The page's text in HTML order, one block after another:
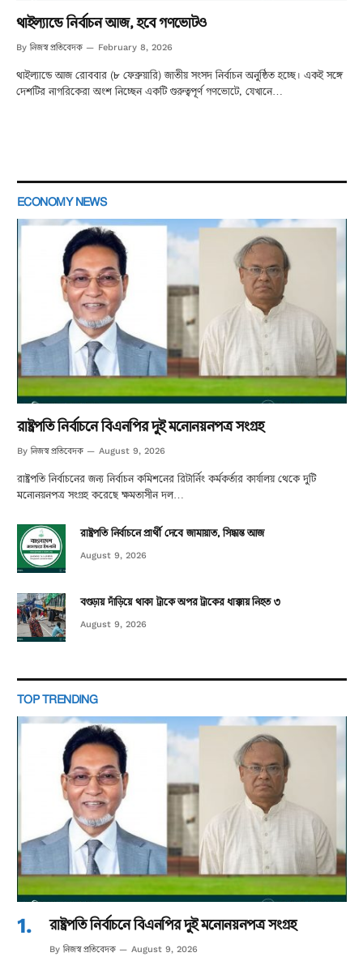
থাইল্যান্ডে নির্বাচন আজ, হবে গণভোটও
By নিজস্ব প্রতিবেদক February 8, 2026
থাইল্যান্ডে আজ রোববার (৮ ফেব্রুয়ারি) জাতীয় সংসদ নির্বাচন অনুষ্ঠিত হচ্ছে। একই সঙ্গে
দেশটির নাগরিকেরা অংশ নিচ্ছেন একটি গুরুত্বপূর্ণ গণভোটে, যেখানে…
ECONOMY NEWS
রাষ্ট্রপতি নির্বাচনে বিএনপির দুই মনোনয়নপত্র সংগ্রহ
By নিজস্ব প্রতিবেদক August 9, 2026
রাষ্ট্রপতি নির্বাচনের জন্য নির্বাচন কমিশনের রিটার্নিং কর্মকর্তার কার্যালয় থেকে দুটি
মনোনয়নপত্র সংগ্রহ করেছে ক্ষমতাসীন দল…
রাষ্ট্রপতি নির্বাচনে প্রার্থী দেবে জামায়াত, সিদ্ধান্ত আজ
August 9, 2026
বগুড়ায় দাঁড়িয়ে থাকা ট্রাকে অপর ট্রাকের ধাক্কায় নিহত ৩
August 9, 2026
TOP TRENDING
রাষ্ট্রপতি নির্বাচনে বিএনপির দুই মনোনয়নপত্র সংগ্রহ
By নিজস্ব প্রতিবেদক August 9, 2026